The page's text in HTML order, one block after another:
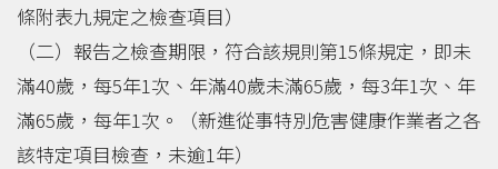
條附表九規定之檢查項目）
（二）報告之檢查期限，符合該規則第15條規定，即未
滿40歲，每5年1次、年滿40歲未滿65歲，每3年1次、年
滿65歲，每年1次。（新進從事特別危害健康作業者之各
該特定項目檢查，未逾1年）